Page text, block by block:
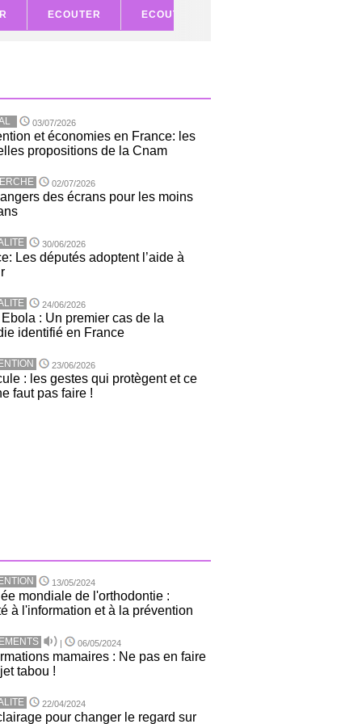
ECOUTER ECOUTER
03/07/2026
et économies en France: les
propositions de la Cnam
02/07/2026
des écrans pour les moins
30/06/2026
Les députés adoptent l’aide à
24/06/2026
: Un premier cas de la
identifié en France
23/06/2026
: les gestes qui protègent et ce
faut pas faire !
13/05/2024
mondiale de l'orthodontie :
à l'information et à la prévention
| 06/05/2024
mamaires : Ne pas en faire
tabou !
22/04/2024
pour changer le regard sur